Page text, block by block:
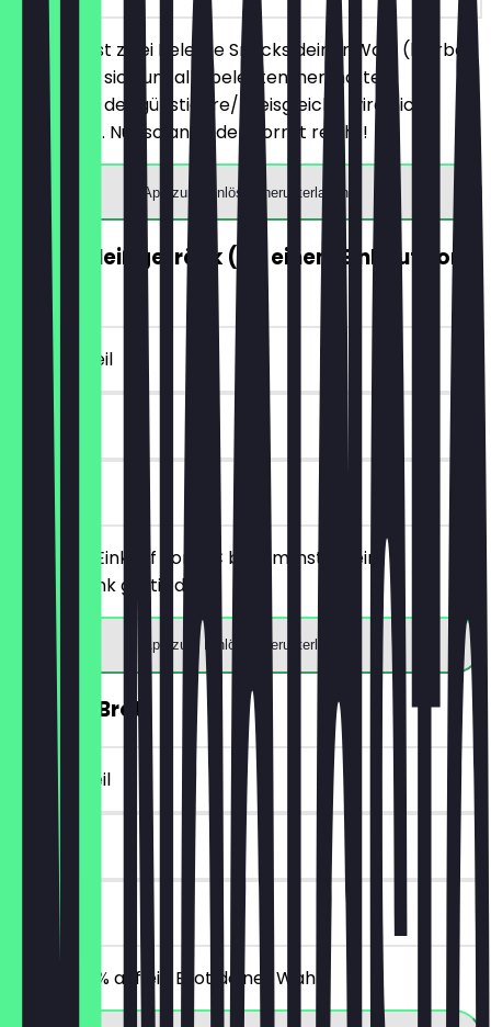
Du bestellst zwei Belegte Snacks deiner Wahl (hierbei
handelt es sich um alle belegten, herzhaften
Produkte), der günstigere/preisgleiche wird nicht
berechnet. Nur solange der Vorrat reicht!
App zum Einlösen herunterladen
GRATIS Heißgetränk (ab einem Einkauf von
~4 € Vorteil
7 Tage
vor Ort
Ab einem Einkauf von 5€ bekommst du ein
Heißgetränk gratis dazu.
App zum Einlösen herunterladen
30% auf Brot
~2 € Vorteil
14 Tage
vor Ort
Erhalte 30% auf ein Brot deiner Wahl.